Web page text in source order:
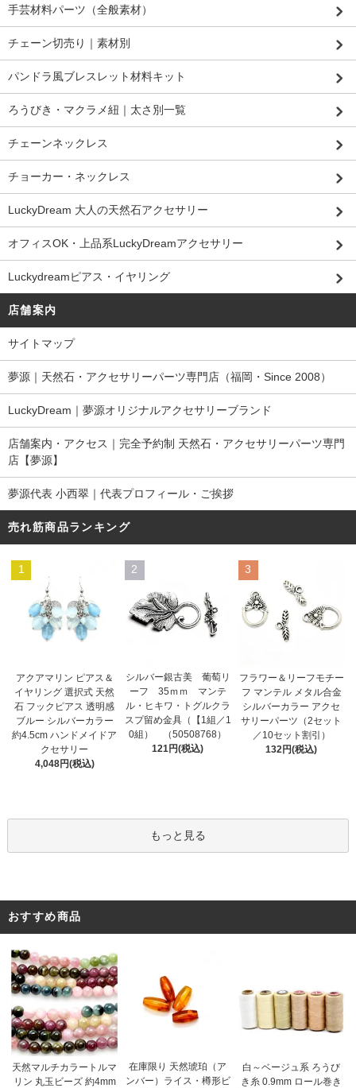
手芸材料パーツ（全般素材）
チェーン切売り｜素材別
パンドラ風ブレスレット材料キット
ろうびき・マクラメ紐｜太さ別一覧
チェーンネックレス
チョーカー・ネックレス
LuckyDream 大人の天然石アクセサリー
オフィスOK・上品系LuckyDreamアクセサリー
Luckydreamピアス・イヤリング
店舗案内
サイトマップ
夢源｜天然石・アクセサリーパーツ専門店（福岡・Since 2008）
LuckyDream｜夢源オリジナルアクセサリーブランド
店舗案内・アクセス｜完全予約制 天然石・アクセサリーパーツ専門
店【夢源】
夢源代表 小西翠｜代表プロフィール・ご挨拶
売れ筋商品ランキング
1
アクアマリン ピアス＆
イヤリング 選択式 天然
石 フックピアス 透明感
ブルー シルバーカラー
約4.5cm ハンドメイドア
クセサリー
4,048円(税込)
2
シルバー銀古美 葡萄リ
ーフ 35ｍｍ マンテ
ル・ヒキワ・トグルクラ
スプ留め金具（【1組／1
0組） （50508768）
121円(税込)
3
フラワー＆リーフモチー
フ マンテル メタル合金
シルバーカラー アクセ
サリーパーツ（2セット
／10セット割引）
132円(税込)
もっと見る
おすすめ商品
天然マルチカラートルマ
リン 丸玉ビーズ 約4mm
在庫限り 天然琥珀（ア
ンバー）ライス・樽形ビ
白～ベージュ系 ろうび
き糸 0.9mm ロール巻き